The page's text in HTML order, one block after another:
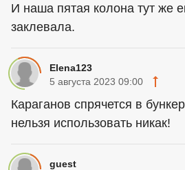
И наша пятая колона тут же
заклевала.
Elena123
5 августа 2023 09:00
Караганов спрячется в
нельзя использовать никак!
guest